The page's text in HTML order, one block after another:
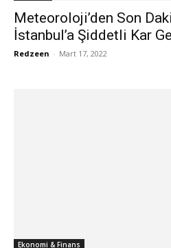
Meteoroloji’den Son
İstanbul’a Şiddetli Kar
Redzeen - Mart 17, 2022
Ekonomi & Finans